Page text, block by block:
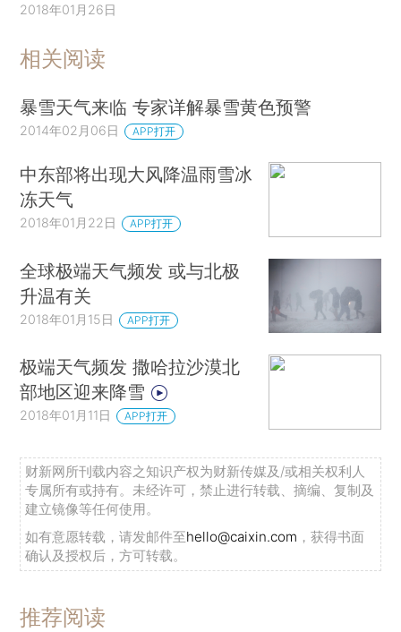
2018年01月26日
相关阅读
暴雪天气来临 专家详解暴雪黄色预警
2014年02月06日 APP打开
中东部将出现大风降温雨雪冰
冻天气
2018年01月22日 APP打开
全球极端天气频发 或与北极
升温有关
2018年01月15日 APP打开
极端天气频发 撒哈拉沙漠北
部地区迎来降雪
2018年01月11日 APP打开
财新网所刊载内容之知识产权为财新传媒及/或相关权利人
专属所有或持有。未经许可，禁止进行转载、摘编、复制及
建立镜像等任何使用。
如有意愿转载，请发邮件至hello@caixin.com ，获得书面
确认及授权后，方可转载。
推荐阅读